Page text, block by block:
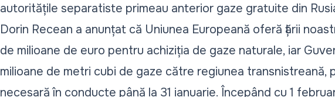
autoritățile separatiste primeau anterior gaze gratuite din
Dorin Recean a anunțat că Uniunea Europeană oferă țării
de milioane de euro pentru achiziția de gaze naturale, iar
milioane de metri cubi de gaze către regiunea transnistreană,
necesară în conducte până la 31 ianuarie. Începând cu 1